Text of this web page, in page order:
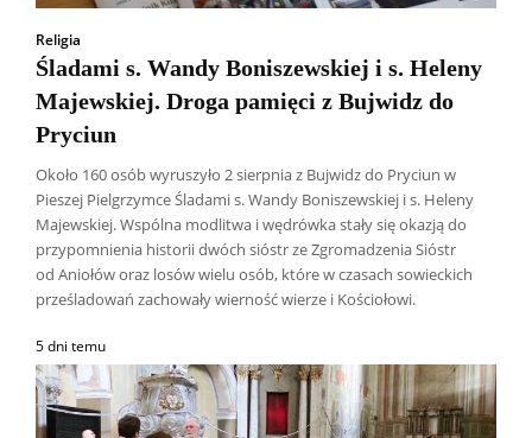
Religia
Śladami s. Wandy Boniszewskiej i s. Heleny
Majewskiej. Droga pamięci z Bujwidz do
Pryciun
Około 160 osób wyruszyło 2 sierpnia z Bujwidz do Pryciun w
Pieszej Pielgrzymce Śladami s. Wandy Boniszewskiej i s. Heleny
Majewskiej. Wspólna modlitwa i wędrówka stały się okazją do
przypomnienia historii dwóch sióstr ze Zgromadzenia Sióstr
od Aniołów oraz losów wielu osób, które w czasach sowieckich
prześladowań zachowały wierność wierze i Kościołowi.
5 dni temu